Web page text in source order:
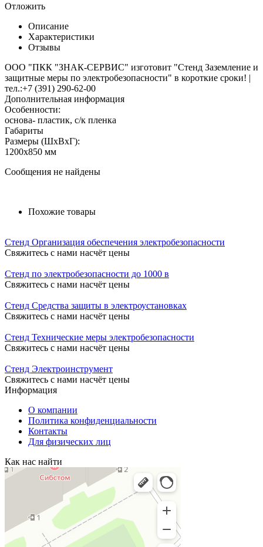
Отложить
Описание
Характеристики
Отзывы
ООО "ПКК "ЗНАК-СЕРВИС" изготовит "Стенд Заземление и
защитные меры по электробезопасности" в короткие сроки! |
тел.:+7 (391) 290-62-00
Дополнительная информация
Особенности:
основа- пластик, с/к пленка
Габариты
Размеры (ШxВxГ):
1200x850 мм
Сообщения не найдены
Похожие товары
Стенд Организация обеспечения электробезопасности
Свяжитесь с нами насчёт цены
Стенд по электробезопасности до 1000 в
Свяжитесь с нами насчёт цены
Стенд Средства защиты в электроустановках
Свяжитесь с нами насчёт цены
Стенд Технические меры электробезопасности
Свяжитесь с нами насчёт цены
Стенд Электроинструмент
Свяжитесь с нами насчёт цены
Информация
О компании
Политика конфиденциальности
Контакты
Для физических лиц
Как нас найти